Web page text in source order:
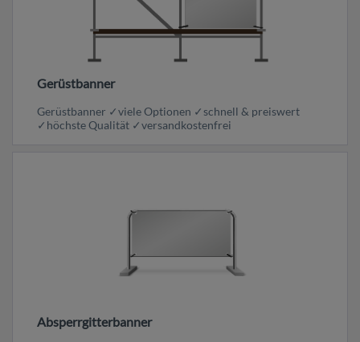
Gerüstbanner
Gerüstbanner ✓viele Optionen ✓schnell & preiswert
✓höchste Qualität ✓versandkostenfrei
Absperrgitterbanner